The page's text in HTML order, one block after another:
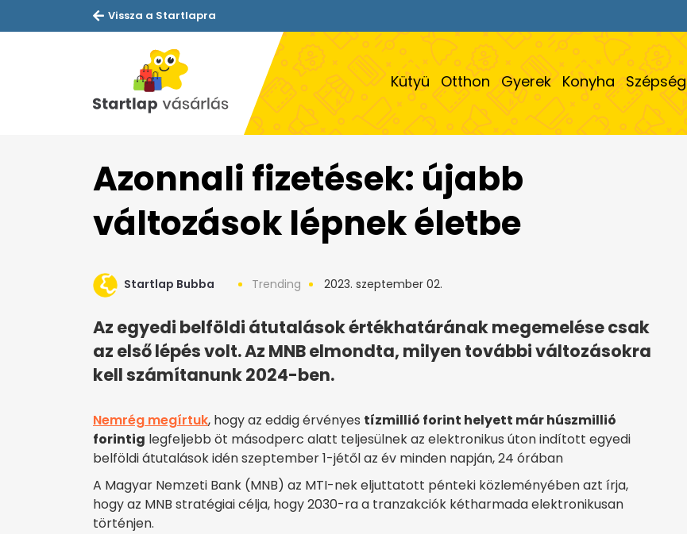
Vissza a Startlapra
Kütyü Otthon Gyerek Konyha Szépség
Azonnali fizetések: újabb
változások lépnek életbe
Startlap Bubba Trending 2023. szeptember 02.
Az egyedi belföldi átutalások értékhatárának megemelése csak
az első lépés volt. Az MNB elmondta, milyen további változásokra
kell számítanunk 2024-ben.
Nemrég megírtuk, hogy az eddig érvényes tízmillió forint helyett már húszmillió
forintig legfeljebb öt másodperc alatt teljesülnek az elektronikus úton indított egyedi
belföldi átutalások idén szeptember 1-jétől az év minden napján, 24 órában
A Magyar Nemzeti Bank (MNB) az MTI-nek eljuttatott pénteki közleményében azt írja,
hogy az MNB stratégiai célja, hogy 2030-ra a tranzakciók kétharmada elektronikusan
történjen.